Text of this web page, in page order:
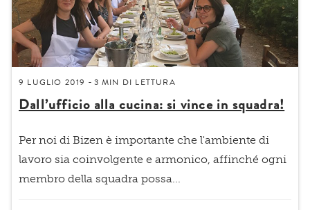
9 LUGLIO 2019 - 3 MIN DI LETTURA
Dall’ufficio alla cucina: si vince in squadra!
Per noi di Bizen è importante che l'ambiente di
lavoro sia coinvolgente e armonico , affinché ogni
membro della squadra possa...